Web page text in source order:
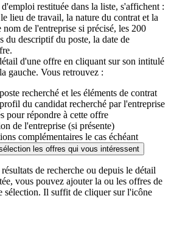
restituée dans la liste, s'affichent :
lieu de travail, la nature du contrat et la
de l'entreprise si précisé, les 200
du descriptif du poste, la date de
d'une offre en cliquant sur son intitulé
gauche. Vous retrouvez :
recherché et les éléments de contrat
du candidat recherché par l'entreprise
pour répondre à cette offre
de l'entreprise (si présente)
complémentaires le cas échéant
les offres qui vous intéressent
de recherche ou depuis le détail
vous pouvez ajouter la ou les offres de
sélection. Il suffit de cliquer sur l'icône